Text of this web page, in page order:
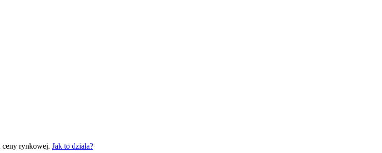
ceny rynkowej. Jak to działa?